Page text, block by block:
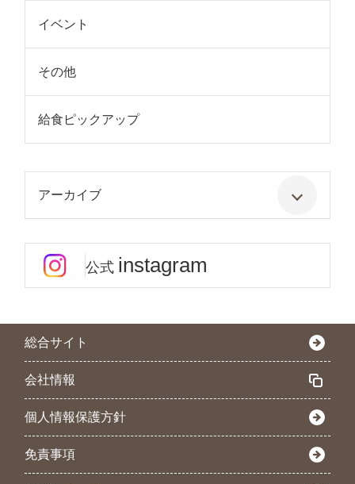
イベント
その他
給食ピックアップ
アーカイブ
公式 instagram
総合サイト
会社情報
個人情報保護方針
免責事項